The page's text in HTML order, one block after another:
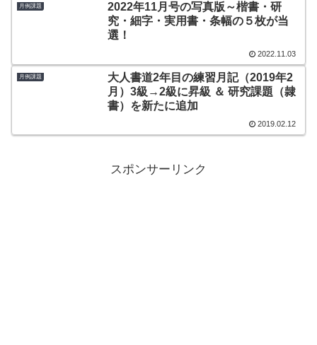
月例課題
2022年11月号の写真版～楷書・研
究・細字・実用書・条幅の５枚が当
選！
2022.11.03
月例課題
大人書道2年目の練習月記（2019年2
月）3級→2級に昇級 ＆ 研究課題（隷
書）を新たに追加
2019.02.12
スポンサーリンク